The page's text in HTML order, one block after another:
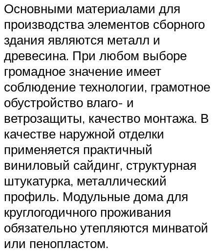
Основными материалами для
производства элементов сборного
здания являются металл и
древесина. При любом выборе
громадное значение имеет
соблюдение технологии, грамотное
обустройство влаго- и
ветрозащиты, качество монтажа. В
качестве наружной отделки
применяется практичный
виниловый сайдинг, структурная
штукатурка, металлический
профиль. Модульные дома для
круглогодичного проживания
обязательно утепляются минватой
или пенопластом.